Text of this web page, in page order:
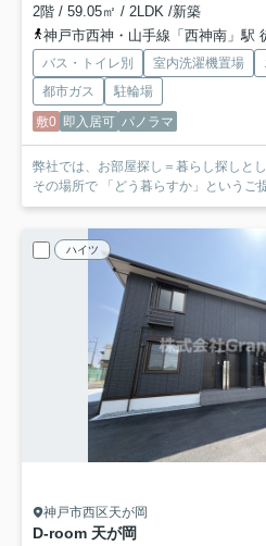
2階 / 59.05㎡ / 2LDK /新築
神戸市西神・山手線「西神南」駅
バス・トイレ別 室内洗濯機置場
都市ガス
駐輪場
敷0 即入居可 パノラマ
弊社では、お部屋探し＝暮らし探しと
その場所で 「どう暮らすか」というご
ハイツ
神戸市西区天が岡
D-room 天が岡